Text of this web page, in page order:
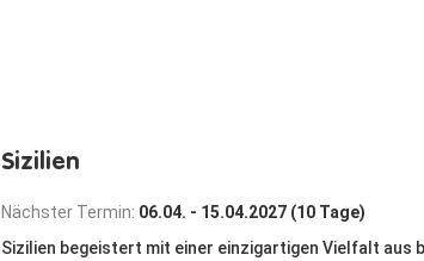
Sizilien
Nächster Termin: 06.04. - 15.04.2027 (10 Tage)
Sizilien begeistert mit einer einzigartigen Vielfalt aus